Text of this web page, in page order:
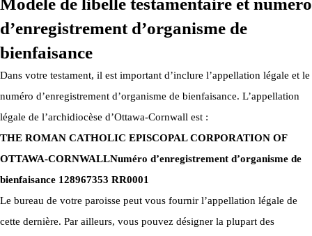
Modèle de libellé testamentaire et numéro
d’enregistrement d’organisme de
bienfaisance
Dans votre testament, il est important d’inclure l’appellation légale et le
numéro d’enregistrement d’organisme de bienfaisance. L’appellation
légale de l’archidiocèse d’Ottawa-Cornwall est :
THE ROMAN CATHOLIC EPISCOPAL CORPORATION OF
OTTAWA-CORNWALLNuméro d’enregistrement d’organisme de
bienfaisance 128967353 RR0001
Le bureau de votre paroisse peut vous fournir l’appellation légale de
cette dernière. Par ailleurs, vous pouvez désigner la plupart des